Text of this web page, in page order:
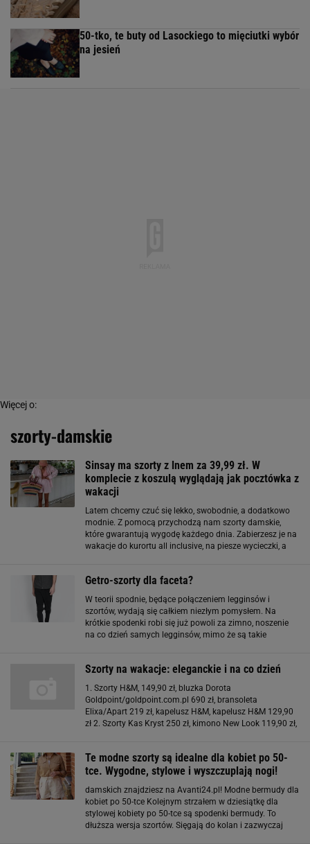
50-tko, te buty od Lasockiego to mięciutki wybór
na jesień
Więcej o:
szorty-damskie
Sinsay ma szorty z lnem za 39,99 zł. W
komplecie z koszulą wyglądają jak pocztówka z
wakacji
Latem chcemy czuć się lekko, swobodnie, a dodatkowo
modnie. Z pomocą przychodzą nam szorty damskie,
które gwarantują wygodę każdego dnia. Zabierzesz je na
wakacje do kurortu all inclusive, na piesze wycieczki, a
Getro-szorty dla faceta?
W teorii spodnie, będące połączeniem legginsów i
szortów, wydają się całkiem niezłym pomysłem. Na
krótkie spodenki robi się już powoli za zimno, noszenie
na co dzień samych legginsów, mimo że są takie
Szorty na wakacje: eleganckie i na co dzień
1. Szorty H&M, 149,90 zł, bluzka Dorota
Goldpoint/goldpoint.com.pl 690 zł, bransoleta
Elixa/Apart 219 zł, kapelusz H&M, kapelusz H&M 129,90
zł 2. Szorty Kas Kryst 250 zł, kimono New Look 119,90 zł,
Te modne szorty są idealne dla kobiet po 50-
tce. Wygodne, stylowe i wyszczuplają nogi!
damskich znajdziesz na Avanti24.pl! Modne bermudy dla
kobiet po 50-tce Kolejnym strzałem w dziesiątkę dla
stylowej kobiety po 50-tce są spodenki bermudy. To
dłuższa wersja szortów. Sięgają do kolan i zazwyczaj